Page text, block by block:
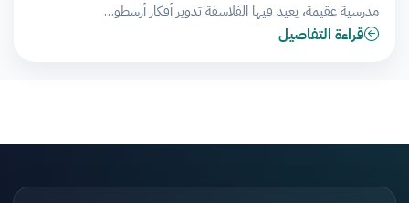
مدرسية عقيمة، يعيد فيها الفلاسفة تدوير أفكار أرسطو…
قراءة التفاصيل